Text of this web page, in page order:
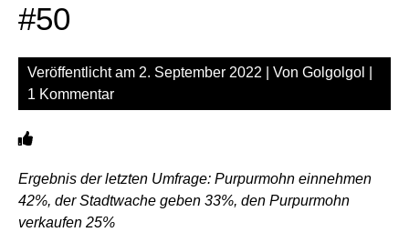
#50
Veröffentlicht am 2. September 2022 | Von Golgolgol
1 Kommentar
Ergebnis der letzten Umfrage: Purpurmohn einnehmen
42%, der Stadtwache geben 33%, den Purpurmohn
verkaufen 25%